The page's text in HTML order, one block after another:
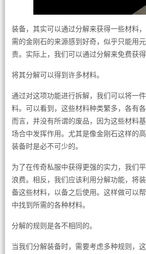
装备，其实可以通过分解来获得一些材料
需的金刚石的来源感到好奇，似乎只能用
贵。实际上，我们可以通过分解来免费获得
将其分解可以得到许多材料。
通过对这项功能进行拆解，我们可以将一
料。可以看到，这些材料种类繁多，各有
而言，并没有所谓的废品，因为这些材料
场合中发挥作用。尤其是像金刚石这样的
装备时是必不可少的。
为了在传奇私服中获得更强的实力，我们
浪费。相反，我们应该利用分解功能，将
备这些材料，以备之后使用。这样做可以
中找到所需的各种材料。
分解的规则是各不相同的。
当我们分解装备时，需要考虑多种规则，